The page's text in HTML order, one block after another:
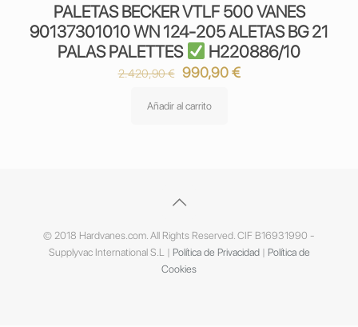
PALETAS BECKER VTLF 500 VANES
90137301010 WN 124-205 ALETAS BG 21
PALAS PALETTES
H220886/10
2.420,90€ El
original
990,90€El
Añadir al carrito
© 2018 Hardvanes.com. All Rights Reserved. CIF B16931990 -
Supplyvac International S.L | Política de Privacidad| Política de
Cookies